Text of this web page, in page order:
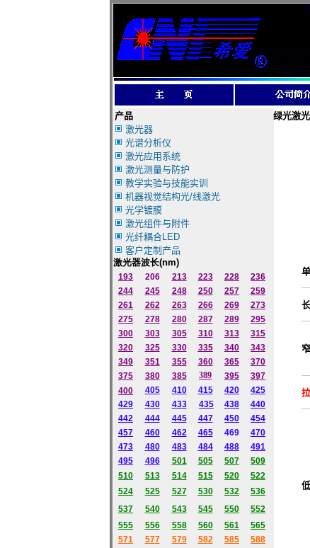
产品
激光器
光谱分析仪
激光应用系统
激光测量与防护
教学实验与技能实训
机器视觉结构光/线激光
光学镀膜
激光组件与附件
光纤耦合LED
客户定制产品
激光器波长(nm)
193 206 213 223 228
236
244
245 248 250 257
259
261
262 263 266 269
273
275
278 280 287 289
295
300
303 305 310 313
315
320
325 330 335 340
343
349
351 355 360 365
370
375
380 385 389 395
397
400
405 410 415 420
425
429
430 433 435 438
440
442
444 445 447 450
454
457
460 462 465 469
470
473
480 483 484 488
491
495
496 501 505 507
509
510
513 514 515 520
522
524
525 527 530 532
536
537
540 543 545 550
552
555
556 558 560 561
565
571
577 579 582 585
588
绿光激